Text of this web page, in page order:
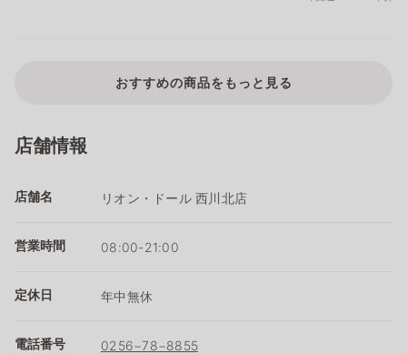
おすすめの商品をもっと見る
店舗情報
店舗名 リオン・ドール 西川北店
営業時間 08:00-21:00
定休日 年中無休
電話番号 0256−78−8855